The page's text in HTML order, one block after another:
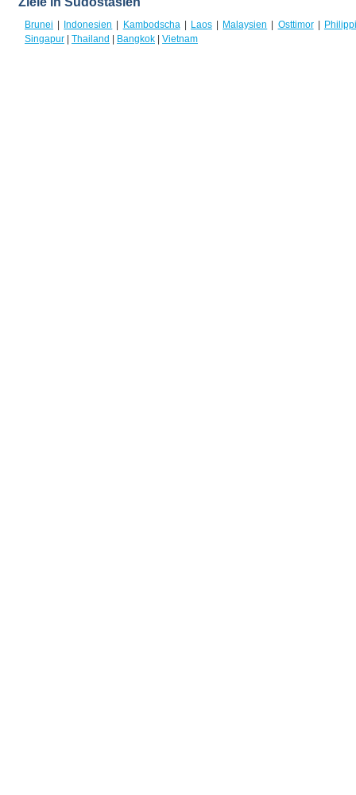
Brunei Indonesien Kambodscha| Laos| Malaysien Osttimor|
Singapur
Thailand Bangkok Vietnam